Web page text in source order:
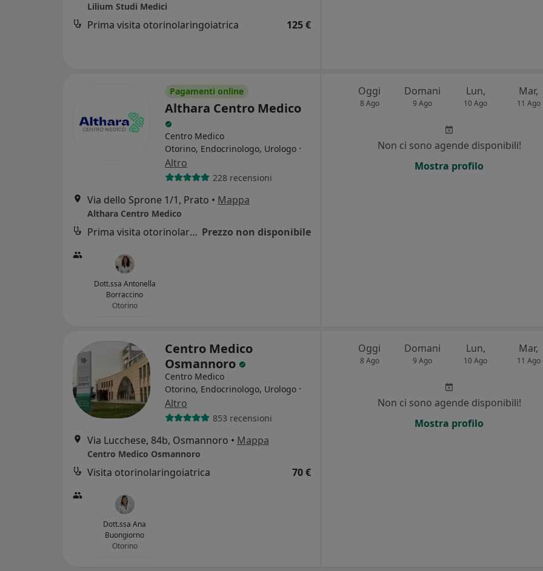
Lilium Studi Medici
Prima visita otorinolaringoiatrica 125 €
Pagamenti online
Althara Centro Medico
Centro Medico
Otorino, Endocrinologo, Urologo ·
Altro
228 recensioni
Via dello Sprone 1/1, Prato • Mappa
Althara Centro Medico
Prima visita otorinolaringoiatrica Prezzo non disponibile
Dott.ssa Antonella
Borraccino
Otorino
Oggi
8 Ago
Domani
9 Ago
Lun,
10 Ago
Mar,
11 Ago
Non ci sono agende disponibili!
Mostra profilo
Centro Medico
Osmannoro
Centro Medico
Otorino, Endocrinologo, Urologo ·
Altro
853 recensioni
Via Lucchese, 84b, Osmannoro • Mappa
Centro Medico Osmannoro
Visita otorinolaringoiatrica 70 €
Dott.ssa Ana
Buongiorno
Otorino
Oggi
8 Ago
Domani
9 Ago
Lun,
10 Ago
Mar,
11 Ago
Non ci sono agende disponibili!
Mostra profilo